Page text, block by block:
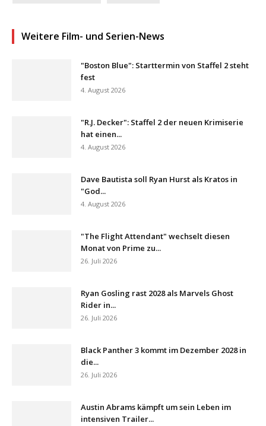
Weitere Film- und Serien-News
"Boston Blue": Starttermin von Staffel 2 steht
fest
4. August 2026
"R.J. Decker": Staffel 2 der neuen Krimiserie
hat einen...
4. August 2026
Dave Bautista soll Ryan Hurst als Kratos in
"God...
4. August 2026
"The Flight Attendant" wechselt diesen
Monat von Prime zu...
26. Juli 2026
Ryan Gosling rast 2028 als Marvels Ghost
Rider in...
26. Juli 2026
Black Panther 3 kommt im Dezember 2028 in
die...
26. Juli 2026
Austin Abrams kämpft um sein Leben im
intensiven Trailer...